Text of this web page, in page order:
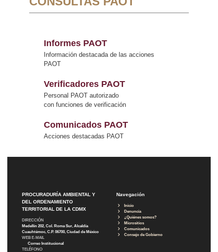
Informes PAOT
Información destacada de las acciones
PAOT
Verificadores PAOT
Personal PAOT autorizado
con funciones de verificación
Comunicados PAOT
Acciones destacadas PAOT
PROCURADURÍA AMBIENTAL Y
DEL ORDENAMIENTO
TERRITORIAL DE LA CDMX
DIRECCIÓN
Medellín 202, Col. Roma Sur, Alcaldía
Cuauhtémoc, C.P. 06700, Ciudad de México
WEB E-MAIL
Correo Institucional
TELÉFONO
Navegación
Inicio
Denuncia
¿Quiénes somos?
Micrositios
Comunicados
Consejo de Gobierno